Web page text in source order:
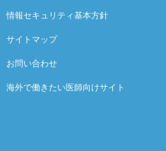
情報セキュリティ基本方針
サイトマップ
お問い合わせ
海外で働きたい医師向けサイト